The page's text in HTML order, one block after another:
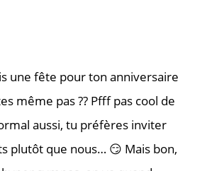
une fête pour ton anniversaire
même pas ?? Pfff pas cool de
aussi, tu préfères inviter
plutôt que nous… 😏 Mais bon,